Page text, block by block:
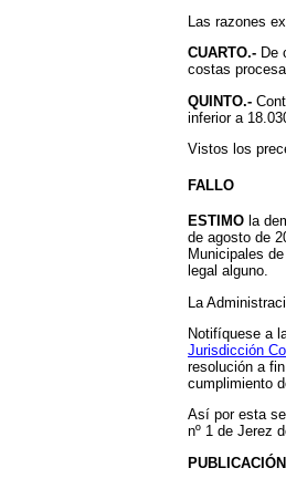
Las razones
CUARTO.- De
costas
QUINTO.-
inferior a
Vistos los
FALLO
ESTIMO la
de agosto de
Municipales
legal alguno.
La
Notifíquese a
Jurisdicción
resolución a
cumplimiento
Así por esta
nº 1 de Jerez